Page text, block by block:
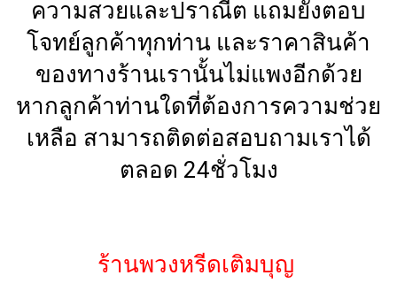
ความสวยและปราณีต แถมยังตอบ
โจทย์ลูกค้าทุกท่าน และราคาสินค้า
ของทางร้านเรานั้นไม่แพงอีกด้วย
หากลูกค้าท่านใดที่ต้องการความช่วย
เหลือ สามารถติดต่อสอบถามเราได้
ตลอด 24ชั่วโมง
ร้านพวงหรีดเติมบุญ